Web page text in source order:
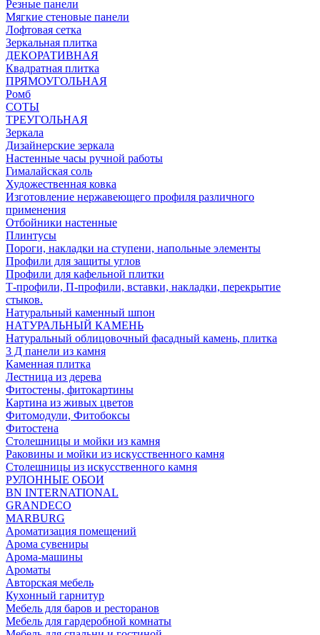
Резные панели
Мягкие стеновые панели
Лофтовая сетка
Зеркальная плитка
ДЕКОРАТИВНАЯ
Квадратная плитка
ПРЯМОУГОЛЬНАЯ
Ромб
СОТЫ
ТРЕУГОЛЬНАЯ
Зеркала
Дизайнерские зеркала
Настенные часы ручной работы
Гималайская соль
Художественная ковка
Изготовление нержавеющего профиля различного
применения
Отбойники настенные
Плинтусы
Пороги, накладки на ступени, напольные элементы
Профили для защиты углов
Профили для кафельной плитки
Т-профили, П-профили, вставки, накладки, перекрытие
стыков.
Натуральный каменный шпон
НАТУРАЛЬНЫЙ КАМЕНЬ
Натуральный облицовочный фасадный камень, плитка
3 Д панели из камня
Каменная плитка
Лестница из дерева
Фитостены, фитокартины
Картина из живых цветов
Фитомодули, Фитобоксы
Фитостена
Столешницы и мойки из камня
Раковины и мойки из искусственного камня
Столешницы из искусственного камня
РУЛОННЫЕ ОБОИ
BN INTERNATIONAL
GRANDECO
MARBURG
Ароматизация помещений
Арома сувениры
Арома-машины
Ароматы
Авторская мебель
Кухонный гарнитур
Мебель для баров и ресторанов
Мебель для гардеробной комнаты